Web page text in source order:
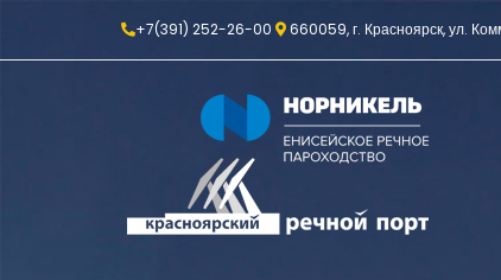
+7(391) 252-26-00 660059, г. Красноярск, ул.